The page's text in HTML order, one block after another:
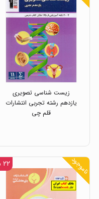
زیست شناسی تصویری
یازدهم رشته تجربی انتشارات
قلم چی
ناموجود ۲۲ %